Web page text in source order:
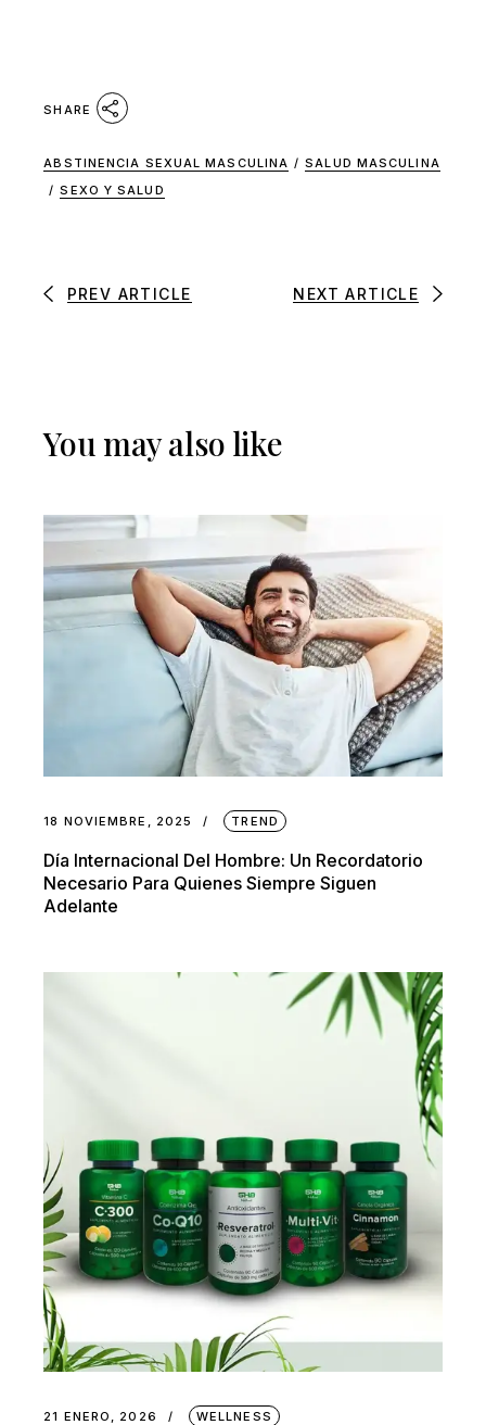
SHARE
ABSTINENCIA SEXUAL MASCULINA / SALUD MASCULINA
/ SEXO Y SALUD
PREV ARTICLE NEXT ARTICLE
You may also like
18 NOVIEMBRE, 2025 TREND
Día Internacional Del Hombre: Un Recordatorio
Necesario Para Quienes Siempre Siguen
Adelante
21 ENERO, 2026 WELLNESS